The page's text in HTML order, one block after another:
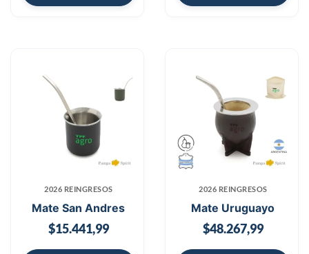
2026 REINGRESOS
Mate San Andres
$15.441,99
2026 REINGRESOS
Mate Uruguayo
$48.267,99